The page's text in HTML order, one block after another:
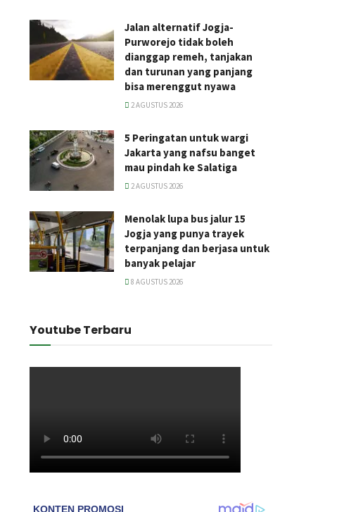
Jalan alternatif Jogja-
Purworejo tidak boleh
dianggap remeh, tanjakan
dan turunan yang panjang
bisa merenggut nyawa
2 AGUSTUS 2026
5 Peringatan untuk wargi
Jakarta yang nafsu banget
mau pindah ke Salatiga
2 AGUSTUS 2026
Menolak lupa bus jalur 15
Jogja yang punya trayek
terpanjang dan berjasa untuk
banyak pelajar
8 AGUSTUS 2026
Youtube Terbaru